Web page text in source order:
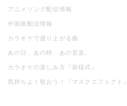
アニメソング配信情報
外国曲配信情報
カラオケで盛り上がる曲
あの日、あの時、あの音楽。
カラオケの楽しみ方『新様式』
気持ちよく歌おう！『マスクエフェクト』